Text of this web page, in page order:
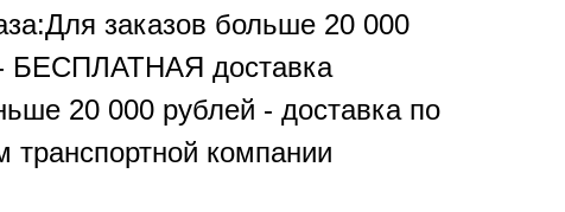
заказов больше 20 000
БЕСПЛАТНАЯ доставка
20 000 рублей - доставка по
транспортной компании